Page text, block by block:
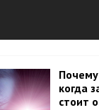
когда
стоит